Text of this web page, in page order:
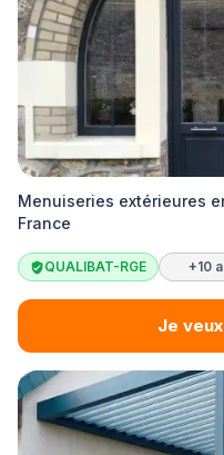
Menuiseries extérieures
France
QUALIBAT-RGE +10
Je